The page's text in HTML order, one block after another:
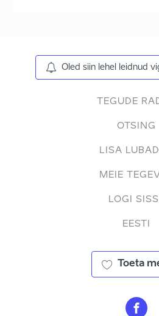
Oled siin lehel leidnud
TEGUDE
OTSING
LISA
MEIE
LOGI
EESTI
Toeta